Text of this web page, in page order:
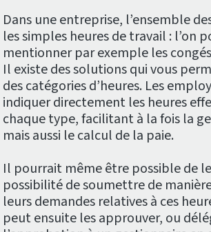
Dans une entreprise, l’ensemble
les simples heures de travail : l’on
mentionner par exemple les
Il existe des solutions qui vous
des catégories d’heures. Les
indiquer directement les heures
chaque type, facilitant à la fois la
mais aussi le calcul de la paie.
Il pourrait même être possible de
possibilité de soumettre de
leurs demandes relatives à ces
peut ensuite les approuver, ou